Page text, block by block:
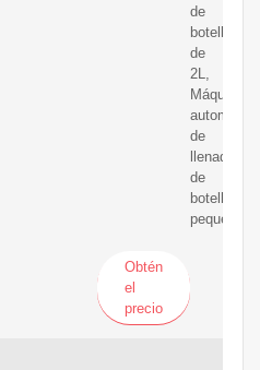
de
botellas
de
2L,
Máquina
automática
de
llenado
de
botellas
pequeñas
Obtén
el
precio